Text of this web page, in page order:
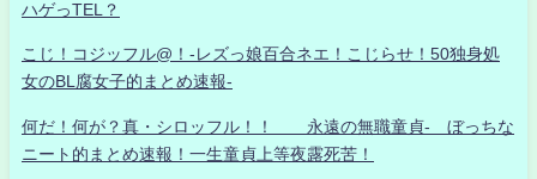
ハゲっTEL？
こじ！コジッフル@！-レズっ娘百合ネエ！こじらせ！50独身処
女のBL腐女子的まとめ速報-
何だ！何が？真・シロッフル！！ 永遠の無職童貞- ぼっちな
ニート的まとめ速報！一生童貞上等夜露死苦！